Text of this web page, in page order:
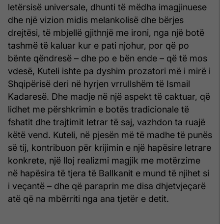
letërsisë universale, dhunti të mëdha imagjinuese
dhe një vizion midis melankolisë dhe bërjes
drejtësi, të mbjellë gjithnjë me ironi, nga një botë
tashmë të kaluar kur e pati njohur, por që po
bënte qëndresë – dhe po e bën ende – që të mos
vdesë, Kuteli ishte pa dyshim prozatori më i mirë i
Shqipërisë deri në hyrjen vrrullshëm të Ismail
Kadaresë. Dhe madje në një aspekt të caktuar, që
lidhet me përshkrimin e botës tradicionale të
fshatit dhe trajtimit letrar të saj, vazhdon ta ruajë
këtë vend. Kuteli, në pjesën më të madhe të punës
së tij, kontribuon për krijimin e një hapësire letrare
konkrete, një lloj realizmi magjik me motërzime
në hapësira të tjera të Ballkanit e mund të njihet si
i veçantë – dhe që paraprin me disa dhjetvjeçarë
atë që na mbërriti nga ana tjetër e detit.